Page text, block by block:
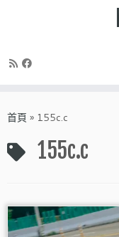
to首頁 » 155c.c
155c.c